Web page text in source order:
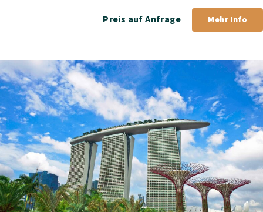
Preis auf Anfrage
Mehr Info